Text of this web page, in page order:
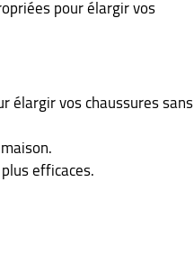
pour élargir vos
élargir vos chaussures sans
efficaces.